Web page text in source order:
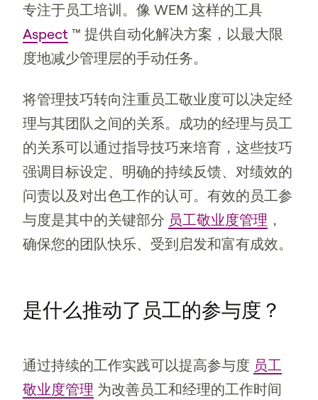
专注于员工培训。像 WEM 这样的工具
Aspect ™ 提供自动化解决方案，以最大限
度地减少管理层的手动任务。
将管理技巧转向注重员工敬业度可以决定经
理与其团队之间的关系。成功的经理与员工
的关系可以通过指导技巧来培育，这些技巧
强调目标设定、明确的持续反馈、对绩效的
问责以及对出色工作的认可。有效的员工参
与度是其中的关键部分 员工敬业度管理 ，
确保您的团队快乐、受到启发和富有成效。
是什么推动了员工的参与度？
通过持续的工作实践可以提高参与度 员工
敬业度管理 为改善员工和经理的工作时间